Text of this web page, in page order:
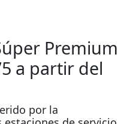
Premium
a partir del
por la